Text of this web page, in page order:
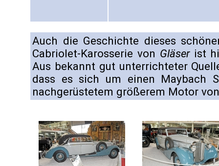
Auch die Geschichte dieses
Cabriolet-Karosserie von Gläserist
Aus bekannt gut unterrichteter
dass es sich um einen Maybach
nachgerüstetem größerem Motor